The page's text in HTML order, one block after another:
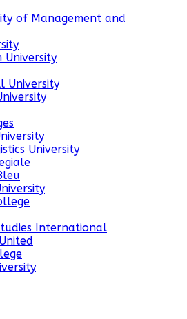
of Management and
University
University
University
International